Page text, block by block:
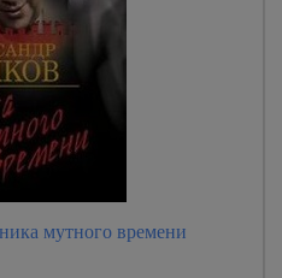
мутного времени